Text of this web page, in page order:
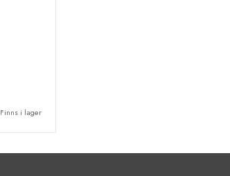
Finns i lager